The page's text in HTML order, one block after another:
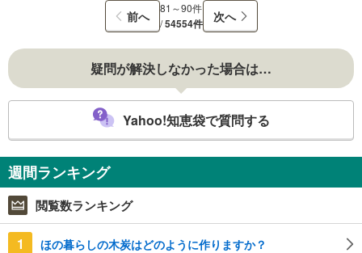
前へ
81～90件
/54554件 次へ
疑問が解決しなかった場合は…
Yahoo!知恵袋で質問する
週間ランキング
閲覧数ランキング
1 ほの暮らしの木炭はどのように作りますか？